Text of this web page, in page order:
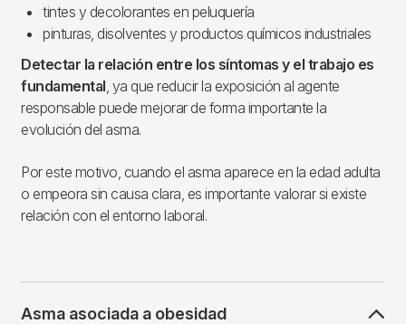
tintes y decolorantes en peluquería
pinturas, disolventes y productos químicos industriales
Detectar la relación entre los síntomas y el trabajo es
fundamental , ya que reducir la exposición al agente
responsable puede mejorar de forma importante la
evolución del asma.
Por este motivo, cuando el asma aparece en la edad adulta
o empeora sin causa clara, es importante valorar si existe
relación con el entorno laboral.
Asma asociada a obesidad